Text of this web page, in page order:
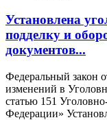
Установлена
подделку и
документов...
Федеральный закон
изменений в
статью 151
Федерации»